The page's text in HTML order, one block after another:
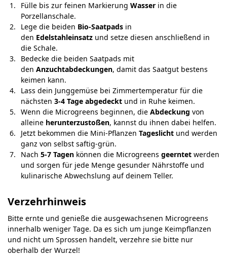
Fülle bis zur feinen Markierung Wasser in die
Porzellanschale.
Lege die beiden Bio-Saatpads in
den Edelstahleinsatz und setze diesen anschließend in
die Schale.
Bedecke die beiden Saatpads mit
den Anzuchtabdeckungen, damit das Saatgut bestens
keimen kann.
Lass dein Junggemüse bei Zimmertemperatur für die
nächsten 3-4 Tage abgedeckt und in Ruhe keimen.
Wenn die Microgreens beginnen, die Abdeckung von
alleine herunterzustoßen, kannst du ihnen dabei helfen.
Jetzt bekommen die Mini-Pflanzen Tageslicht und werden
ganz von selbst saftig-grün.
Nach 5-7 Tagen können die Microgreens geerntet werden
und sorgen für jede Menge gesunder Nährstoffe und
kulinarische Abwechslung auf deinem Teller.
Verzehrhinweis
Bitte ernte und genieße die ausgewachsenen Microgreens
innerhalb weniger Tage. Da es sich um junge Keimpflanzen
und nicht um Sprossen handelt, verzehre sie bitte nur
oberhalb der Wurzel!